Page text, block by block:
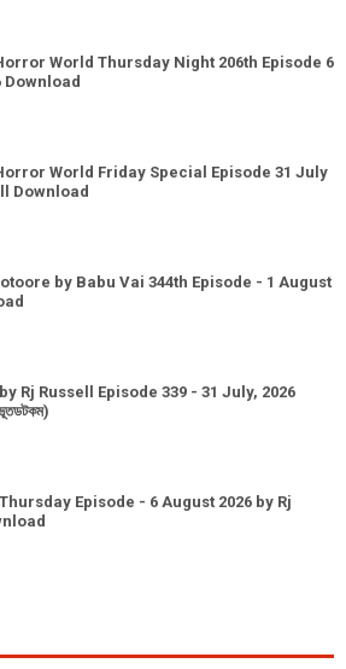
World Thursday Night 206th Episode 6
Download
World Friday Special Episode 31 July
Download
by Babu Vai 344th Episode - 1 August
Rj Russell Episode 339 - 31 July, 2026
Episode - 6 August 2026 by Rj